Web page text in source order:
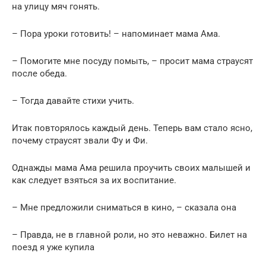
на улицу мяч гонять.
– Пора уроки готовить! – напоминает мама Ама.
– Помогите мне посуду помыть, – просит мама страусят
после обеда.
– Тогда давайте стихи учить.
Итак повторялось каждый день. Теперь вам стало ясно,
почему страусят звали Фу и Фи.
Однажды мама Ама решила проучить своих малышей и
как следует взяться за их воспитание.
– Мне предложили сниматься в кино, – сказала она
– Правда, не в главной роли, но это неважно. Билет на
поезд я уже купила